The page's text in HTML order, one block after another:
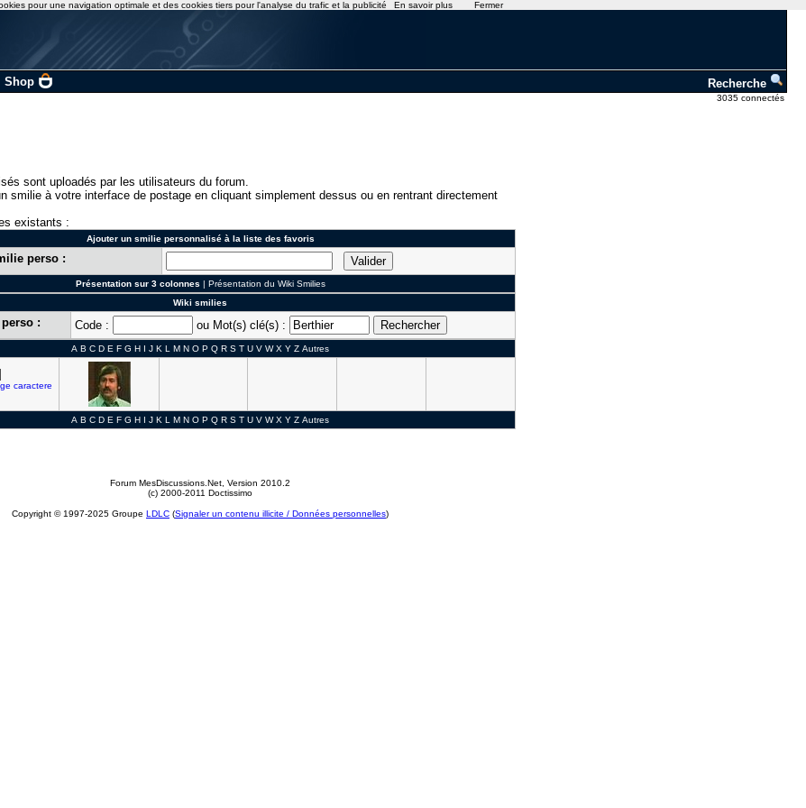
Shop Recherche
3035 connectés
sont uploadés par les utilisateurs du forum.
smilie à votre interface de postage en cliquant simplement dessus ou en rentrant directement
existants :
Ajouter un smilie personnalisé à la liste des favoris
perso :
Présentation sur 3 colonnes | Présentation du Wiki Smilies
Wiki smilies
: Code : ou Mot(s) clé(s) :
A B C D E F G H I J K L M N O P Q R S T U V W X Y Z Autres
caractere
A B C D E F G H I J K L M N O P Q R S T U V W X Y Z Autres
Forum MesDiscussions.Net , Version 2010.2
(c) 2000-2011 Doctissimo
Copyright © 1997-2025 Groupe LDLC (Signaler un contenu illicite / Données personnelles)
pour une navigation optimale et des cookies tiers pour l'analyse du trafic et la publicité En savoir plus Fermer